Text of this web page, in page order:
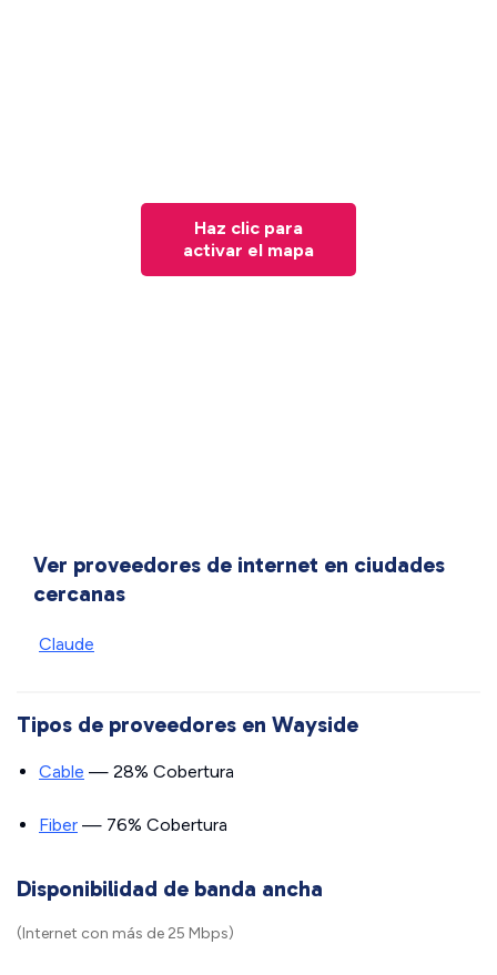
Haz clic para
activar el mapa
Ver proveedores de internet en ciudades
cercanas
Claude
Tipos de proveedores en Wayside
Cable — 28% Cobertura
Fiber — 76% Cobertura
Disponibilidad de banda ancha
(Internet con más de 25 Mbps)